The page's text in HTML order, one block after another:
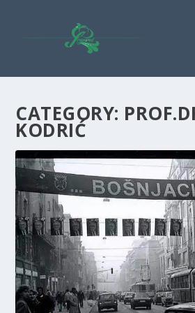
CATEGORY:
KODRIĆ